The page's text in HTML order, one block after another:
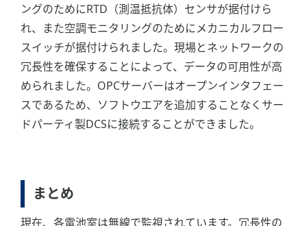
ングのためにRTD（測温抵抗体）センサが据付けら
れ、また空調モニタリングのためにメカニカルフロー
スイッチが据付けられました。現場とネットワークの
冗長性を確保することによって、データの可用性が高
められました。OPCサーバーはオープンインタフェー
スであるため、ソフトウエアを追加することなくサー
ドパーティ製DCSに接続することができました。
まとめ
現在、各電池室は無線で監視されています。冗長性の